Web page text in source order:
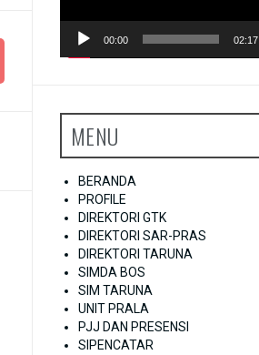
00:00 02:17
MENU
BERANDA
PROFILE
DIREKTORI GTK
DIREKTORI SAR-PRAS
DIREKTORI TARUNA
SIMDA BOS
SIM TARUNA
UNIT PRALA
PJJ DAN PRESENSI
SIPENCATAR